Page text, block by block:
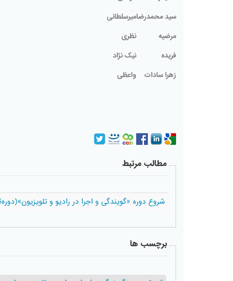
سيد محمدرضاميرسلطانى
مرضیه
نظری
فریده
نیک نژاد
زهرا سادات
واعظی
مطالب مرتبط
شروع دوره «گویندگی و اجرا در رادیو و تلویزیون»(دوره26) پنج شبه ها 26 مرداد 96
برچسب ها